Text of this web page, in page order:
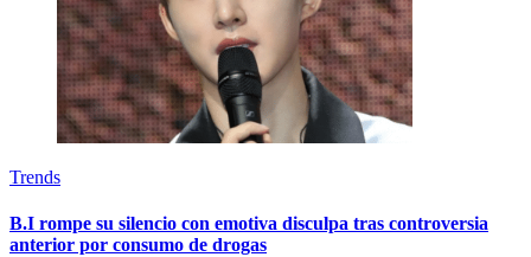
Trends
B.I rompe su silencio con emotiva disculpa tras controversia
anterior por consumo de drogas